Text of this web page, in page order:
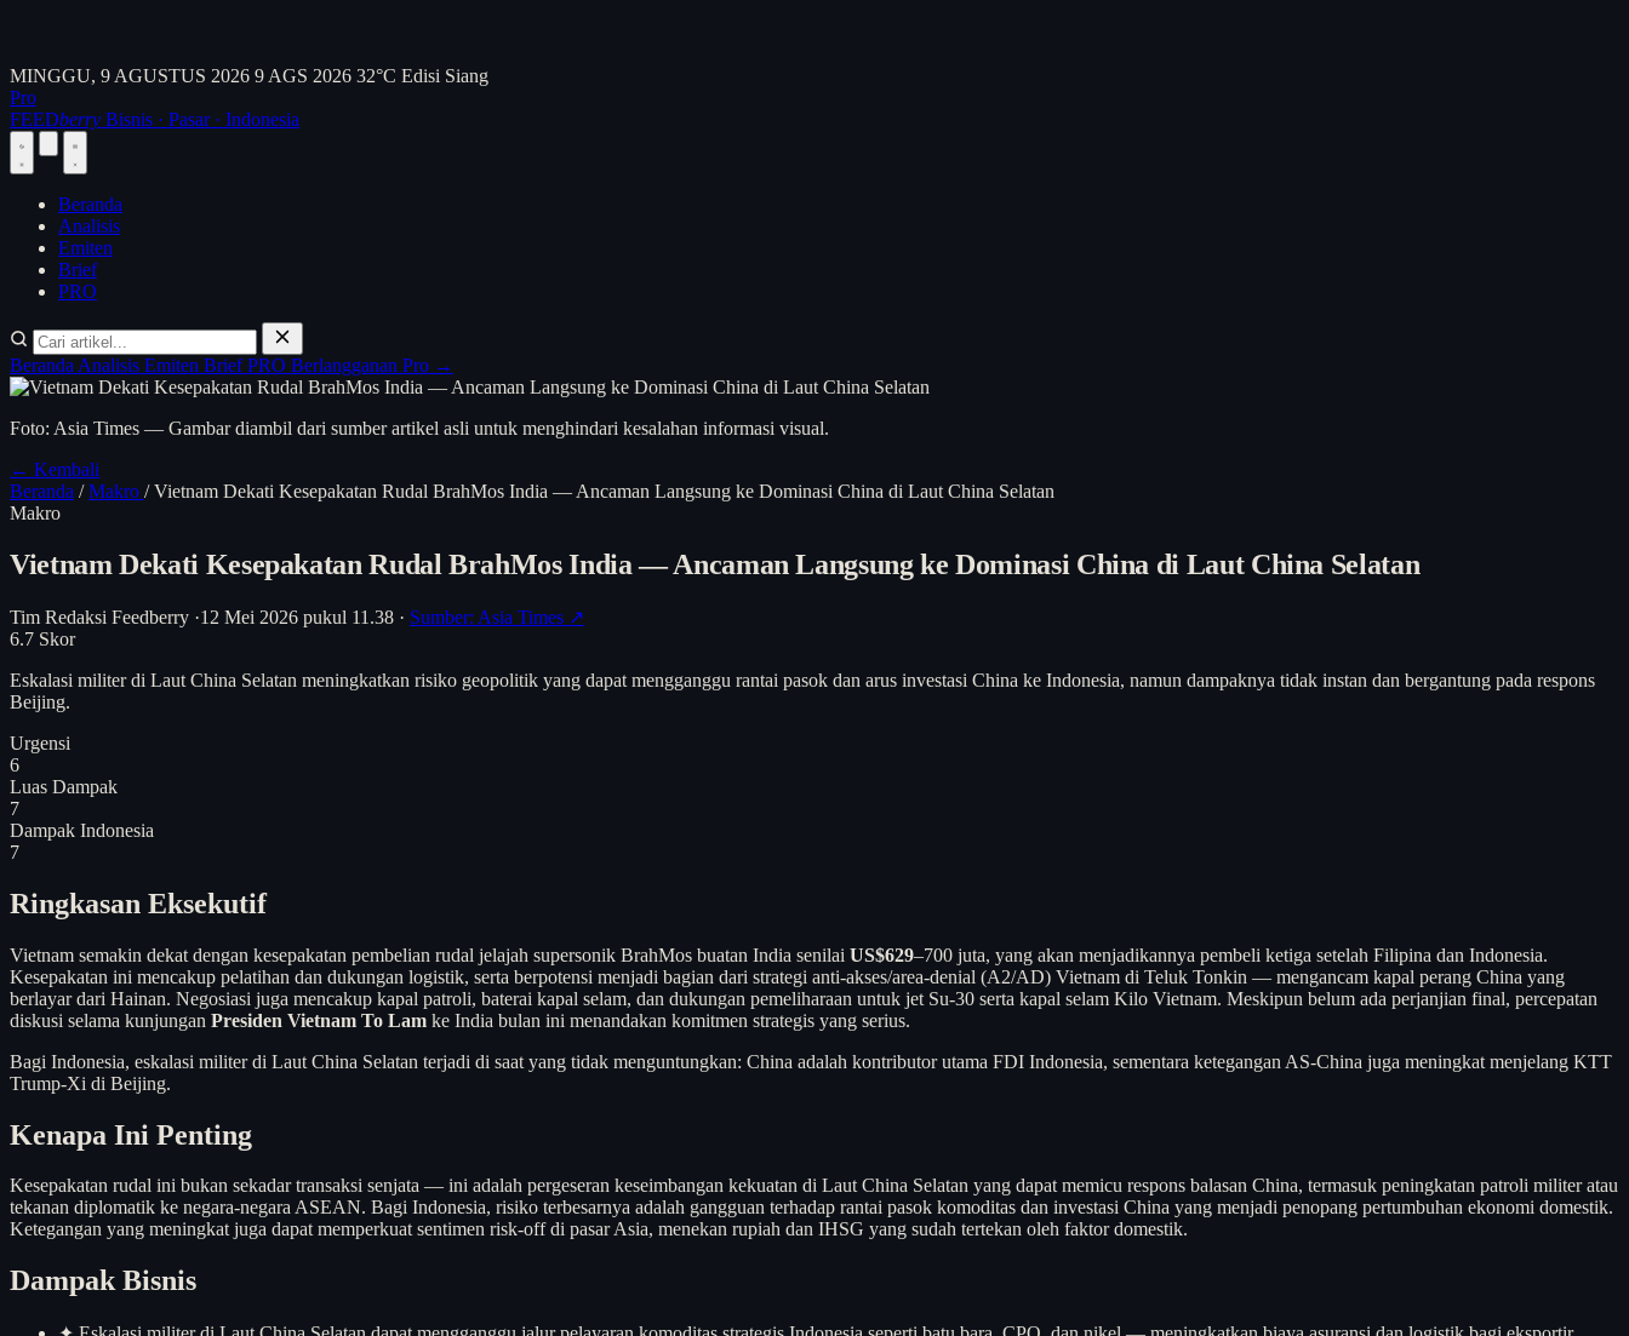
MINGGU, 9 AGUSTUS 2026 9 AGS 2026 32°C Edisi Siang
Pro
FEEDberry Bisnis · Pasar · Indonesia
Beranda
Analisis
Emiten
Brief
PRO
Beranda Analisis Emiten BriefPRO Berlangganan Pro →
Foto: Asia Times — Gambar diambil dari sumber artikel asli untuk menghindari kesalahan informasi visual.
← Kembali
Beranda / Makro / Vietnam Dekati Kesepakatan Rudal BrahMos India — Ancaman Langsung ke Dominasi China di Laut China Selatan
Makro
Vietnam Dekati Kesepakatan Rudal BrahMos India — Ancaman Langsung ke Dominasi China di Laut China Selatan
Tim Redaksi Feedberry ·12 Mei 2026 pukul 11.38 · Sumber: Asia Times ↗
6.7 Skor
Eskalasi militer di Laut China Selatan meningkatkan risiko geopolitik yang dapat mengganggu rantai pasok dan arus investasi China ke Indonesia, namun dampaknya tidak instan dan bergantung pada respons
Beijing.
Urgensi
6
Luas Dampak
7
Dampak Indonesia
7
Ringkasan Eksekutif
Vietnam semakin dekat dengan kesepakatan pembelian rudal jelajah supersonik BrahMos buatan India senilai US$629–700 juta, yang akan menjadikannya pembeli ketiga setelah Filipina dan Indonesia.
Kesepakatan ini mencakup pelatihan dan dukungan logistik, serta berpotensi menjadi bagian dari strategi anti-akses/area-denial (A2/AD) Vietnam di Teluk Tonkin — mengancam kapal perang China yang
berlayar dari Hainan. Negosiasi juga mencakup kapal patroli, baterai kapal selam, dan dukungan pemeliharaan untuk jet Su-30 serta kapal selam Kilo Vietnam. Meskipun belum ada perjanjian final, percepatan
diskusi selama kunjungan Presiden Vietnam To Lam ke India bulan ini menandakan komitmen strategis yang serius.
Bagi Indonesia, eskalasi militer di Laut China Selatan terjadi di saat yang tidak menguntungkan: China adalah kontributor utama FDI Indonesia, sementara ketegangan AS-China juga meningkat menjelang KTT
Trump-Xi di Beijing.
Kenapa Ini Penting
Kesepakatan rudal ini bukan sekadar transaksi senjata — ini adalah pergeseran keseimbangan kekuatan di Laut China Selatan yang dapat memicu respons balasan China, termasuk peningkatan patroli militer atau
tekanan diplomatik ke negara-negara ASEAN. Bagi Indonesia, risiko terbesarnya adalah gangguan terhadap rantai pasok komoditas dan investasi China yang menjadi penopang pertumbuhan ekonomi domestik.
Ketegangan yang meningkat juga dapat memperkuat sentimen risk-off di pasar Asia, menekan rupiah dan IHSG yang sudah tertekan oleh faktor domestik.
Dampak Bisnis